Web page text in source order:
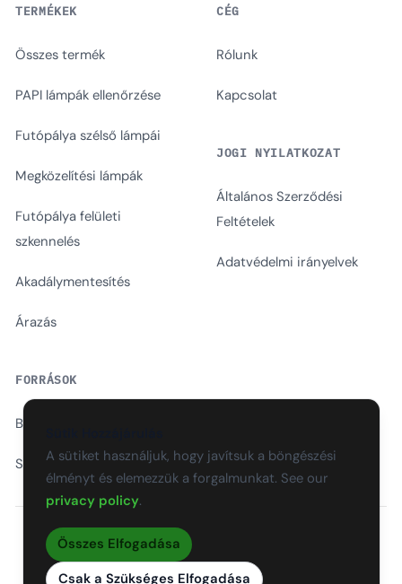
TERMÉKEK
Összes termék
PAPI lámpák ellenőrzése
Futópálya szélső lámpái
Megközelítési lámpák
Futópálya felületi
szkennelés
Akadálymentesítés
Árazás
FORRÁSOK
Blog
Szószedet
CÉG
Rólunk
Kapcsolat
JOGI NYILATKOZAT
Általános Szerződési
Feltételek
Adatvédelmi irányelvek
CS SK DE PL HU
A sütiket használjuk, hogy javítsuk a böngészési
élményt és elemezzük a forgalmunkat. See our
privacy policy.
Összes Elfogadása
Csak a Szükséges Elfogadása